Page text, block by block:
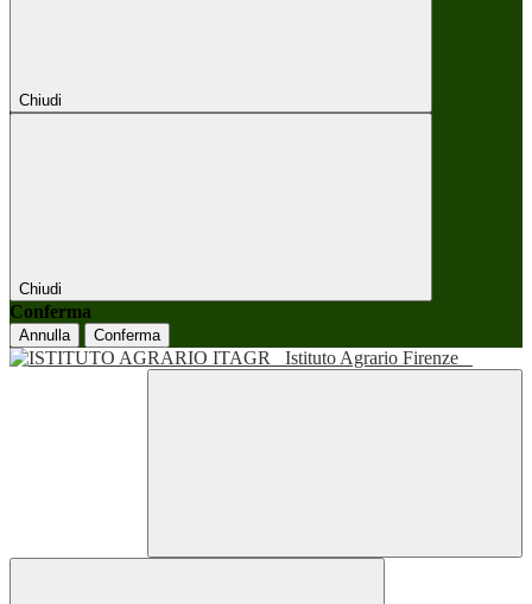
Chiudi
Chiudi
Conferma
Annulla Conferma
Istituto Agrario Firenze